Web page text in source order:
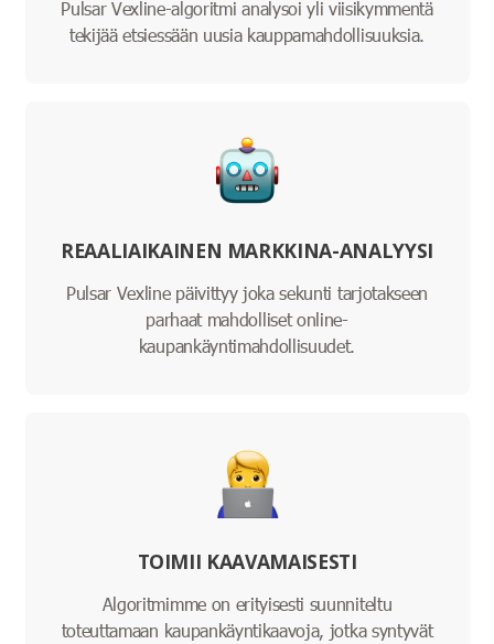
Pulsar Vexline-algoritmi analysoi yli viisikymmentä
tekijää etsiessään uusia kauppamahdollisuuksia.
REAALIAIKAINEN MARKKINA-ANALYYSI
Pulsar Vexline päivittyy joka sekunti tarjotakseen
parhaat mahdolliset online-
kaupankäyntimahdollisuudet.
TOIMII KAAVAMAISESTI
Algoritmimme on erityisesti suunniteltu
toteuttamaan kaupankäyntikaavoja, jotka syntyvät